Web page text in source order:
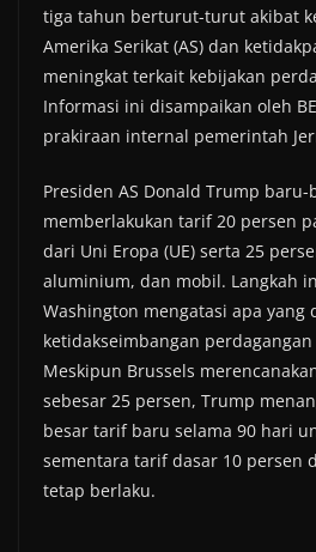
tiga tahun berturut-turut akibat
Amerika Serikat (AS) dan
meningkat terkait kebijakan
Informasi ini disampaikan oleh
prakiraan internal pemerintah
Presiden AS Donald Trump
memberlakukan tarif 20 persen
dari Uni Eropa (UE) serta 25
aluminium, dan mobil. Langkah
Washington mengatasi apa yang
ketidakseimbangan
Meskipun Brussels
sebesar 25 persen, Trump
besar tarif baru selama 90 hari
sementara tarif dasar 10 persen
tetap berlaku.